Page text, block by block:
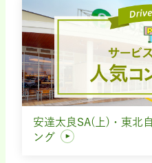
安達太良SA(上)・東北
ング